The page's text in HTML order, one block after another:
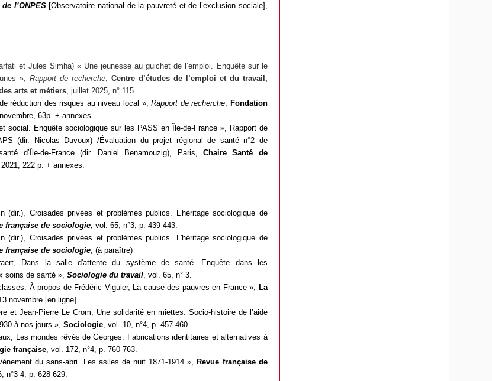
l’ONPES[Observatoire national de la pauvreté et de l’exclusion sociale]
et Jules Simha) « Une jeunesse au guichet de l’emploi. Enquête sur le
»,Rapport de recherche
Centre d’études de l’emploi et du travail,
arts et métiers , juillet 2025, n° 115.
réduction des risques au niveau local »,Rapport de recherche
Fondation
novembre, 63p. + annexes
social. Enquête sociologique sur les PASS en Île-de-France »,
Rapport de
(dir. Nicolas Duvoux) /Évaluation du projet régional de santé n°2 de
d’Île-de-France (dir. Daniel Benamouzig), Paris,Chaire Santé de
2021, 222 p. + annexes.
(dir.), Croisades privées et problèmes publics. L’héritage sociologique de
française de sociologie,vol. 65, n°3, p. 439-443.
(dir.), Croisades privées et problèmes publics. L'héritage sociologique de
française de sociologie , (à paraître)
Dans la salle d'attente du système de santé. Enquête dans les
soins de santé »,Sociologie du travail , vol. 65, n° 3.
À propos de Frédéric Viguier, La cause des pauvres en France »,
La
novembre [en ligne].
et Jean-Pierre Le Crom, Une solidarité en miettes. Socio-histoire de l’aide
à nos jours »,Sociologie , vol. 10, n°4, p. 457-460
Les mondes rêvés de Georges. Fabrications identitaires et alternatives à
française , vol. 172, n°4, p. 760-763.
du sans-abri. Les asiles de nuit 1871-1914 »,
Revue française de
n°3-4, p. 628-629.